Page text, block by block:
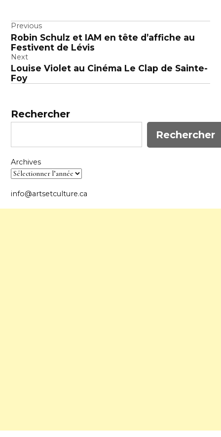
Navigation
de
l’article
Previous
Robin Schulz et IAM en tête d’affiche au
Festivent de Lévis
Next
Louise Violet au Cinéma Le Clap de Sainte-
Foy
Rechercher
Rechercher
Archives
info@artsetculture.ca